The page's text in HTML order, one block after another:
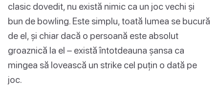
clasic dovedit, nu există nimic ca un joc vechi și
bun de bowling. Este simplu, toată lumea se bucură
de el, și chiar dacă o persoană este absolut
groaznică la el – există întotdeauna șansa ca
mingea să lovească un strike cel puțin o dată pe
joc.